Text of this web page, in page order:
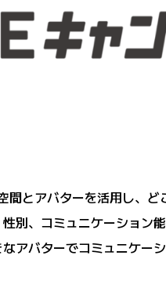
間とアバターを活用し、
別、コミュニケーション
アバターでコミュニケー